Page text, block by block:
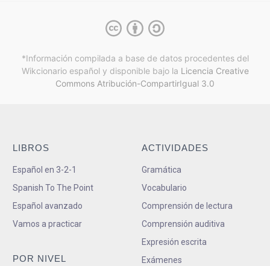
*Información compilada a base de datos procedentes del
Wikcionario español y disponible bajo la Licencia Creative
Commons Atribución-CompartirIgual 3.0
LIBROS
Español en 3-2-1
Spanish To The Point
Español avanzado
Vamos a practicar
POR NIVEL
ACTIVIDADES
Gramática
Vocabulario
Comprensión de lectura
Comprensión auditiva
Expresión escrita
Exámenes